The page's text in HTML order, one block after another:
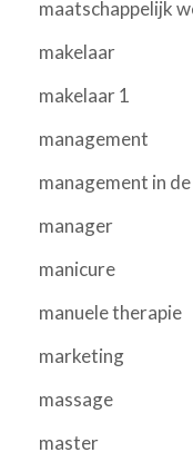
maatschappelijk
makelaar
makelaar 1
management
management in
manager
manicure
manuele therapie
marketing
massage
master